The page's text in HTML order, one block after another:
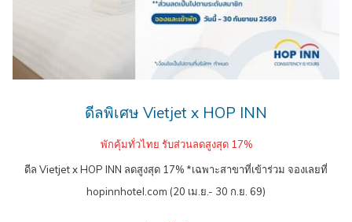
ดีลพิเศษ Vietjet x HOP INN
พักคุ้มทั่วไทย รับส่วนลดสูงสุด 17%
ดีล Vietjet x HOP INN ลดสูงสุด 17% *เฉพาะสาขาที่เข้าร่วม จองเลยที่
hopinnhotel.com (20 เม.ย.- 30 ก.ย. 69)